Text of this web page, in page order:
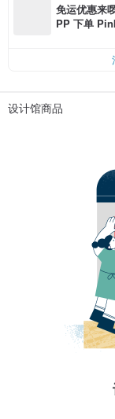
免运优惠来
PP 下单
设计馆商品